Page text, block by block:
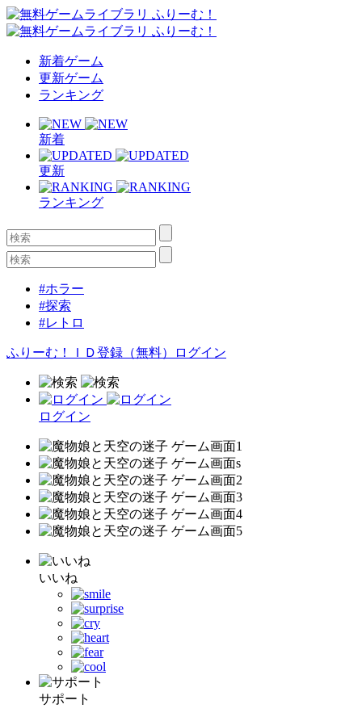
新着ゲーム
更新ゲーム
ランキング
新着
更新
ランキング
#ホラー
#探索
#レトロ
ふりーむ！ＩＤ登録（無料） ログイン
ログイン
いいね
サポート